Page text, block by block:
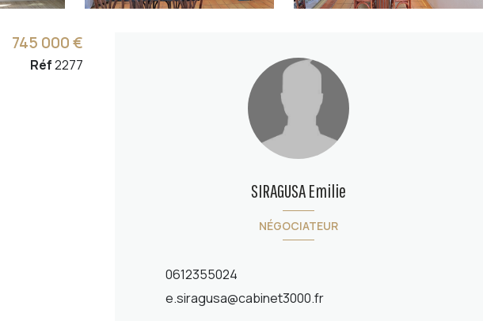
745 000 €
Réf2277
NÉGOCIATEUR
SIRAGUSA Emilie
0612355024
e.siragusa@cabinet3000.fr